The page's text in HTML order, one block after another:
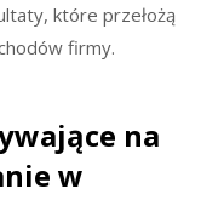
które przełożą
firmy.
na
w